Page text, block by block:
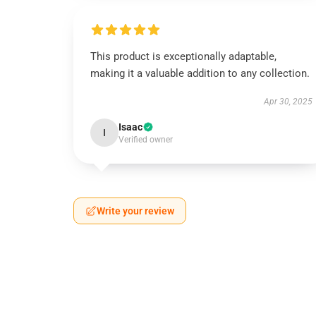
This product is exceptionally adaptable,
making it a valuable addition to any collection.
Apr 30, 2025
I Isaac
Verified owner
Write your review